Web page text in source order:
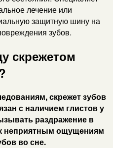
лечение или
защитную шину на
зубов.
скрежетом
скрежет зубов
с наличием глистов у
раздражение в
неприятным ощущениям
во сне.